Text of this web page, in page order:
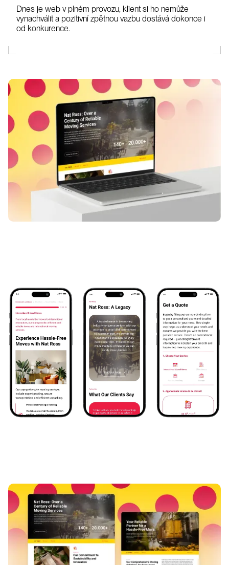
Dnes je web v plném provozu, klient si ho nemůže
vynachválit a pozitivní zpětnou vazbu dostává dokonce i
od konkurence.